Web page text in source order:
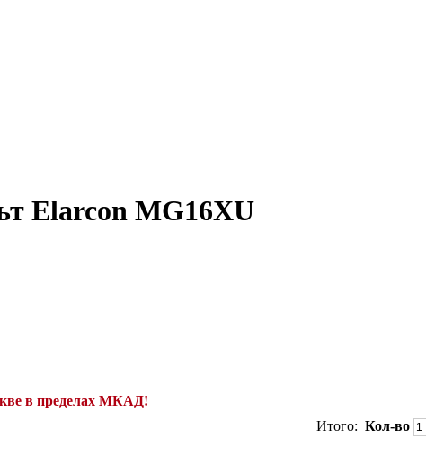
Elarcon MG16XU
в пределах МКАД!
Итого: Кол-во